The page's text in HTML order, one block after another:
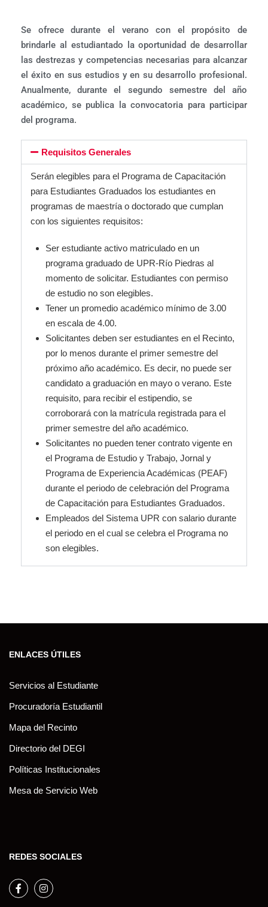
Se ofrece durante el verano con el propósito de
brindarle al estudiantado la oportunidad de desarrollar
las destrezas y competencias necesarias para alcanzar
el éxito en sus estudios y en su desarrollo profesional.
Anualmente, durante el segundo semestre del año
académico, se publica la convocatoria para participar
del programa.
Requisitos Generales
Serán elegibles para el Programa de Capacitación
para Estudiantes Graduados los estudiantes en
programas de maestría o doctorado que cumplan
con los siguientes requisitos:
Ser estudiante activo matriculado en un
programa graduado de UPR-Río Piedras al
momento de solicitar. Estudiantes con permiso
de estudio no son elegibles.
Tener un promedio académico mínimo de 3.00
en escala de 4.00.
Solicitantes deben ser estudiantes en el Recinto,
por lo menos durante el primer semestre del
próximo año académico. Es decir, no puede ser
candidato a graduación en mayo o verano. Este
requisito, para recibir el estipendio, se
corroborará con la matrícula registrada para el
primer semestre del año académico.
Solicitantes no pueden tener contrato vigente en
el Programa de Estudio y Trabajo, Jornal y
Programa de Experiencia Académicas (PEAF)
durante el periodo de celebración del Programa
de Capacitación para Estudiantes Graduados.
Empleados del Sistema UPR con salario durante
el periodo en el cual se celebra el Programa no
son elegibles.
ENLACES ÚTILES
Servicios al Estudiante
Procuradoría Estudiantil
Mapa del Recinto
Directorio del DEGI
Políticas Institucionales
Mesa de Servicio Web
REDES SOCIALES